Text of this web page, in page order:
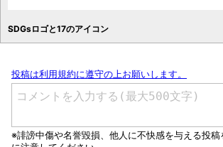
SDGsロゴと17のアイコン